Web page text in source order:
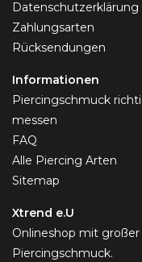
Datenschutzerklärung
Zahlungsarten
Rücksendungen
Informationen
Piercingschmuck
messen
FAQ
Alle Piercing Arten
Sitemap
Xtrend e.U
Onlineshop mit
Piercingschmuck.